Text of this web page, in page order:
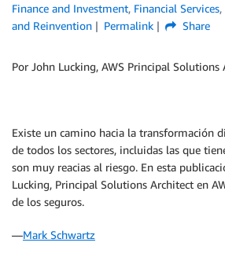
Finance and Investment, Financial Services,
and Reinvention
Permalink Share
Por John Lucking, AWS Principal Solutions
Existe un camino hacia la transformación
de todos los sectores, incluidas las que
son muy reacias al riesgo. En esta
Lucking, Principal Solutions Architect en
de los seguros.
—Mark Schwartz